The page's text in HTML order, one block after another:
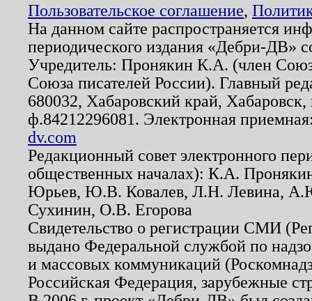
Пользовательское соглашение,
На данном сайте распространяется
периодического издания «Дебри-ДВ»
Учредитель: Пронякин К.А. (член
Союза писателей России). Главный
680032, Хабаровский край,
ф.84212296081. Электронная
dv.com
Редакционный совет электронного
общественных началах): К.А.
Юрьев, Ю.В. Ковалев, Л.Н. Левина,
Сухинин, О.В. Егорова
Свидетельство о регистрации СМИ
выдано Федеральной службой по
и массовых коммуникаций
Российская Федерация, зарубежные